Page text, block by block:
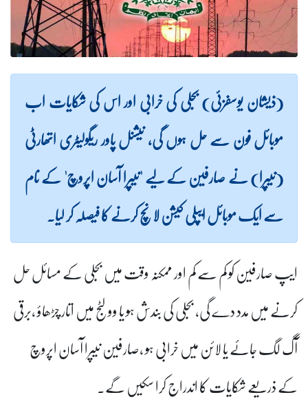
(ذیشان یوسفزئی) بجلی کی خرابی اور اس کی شکایات اب
موبائل فون سے حل ہوں گی، نیشنل پاور ریگولیٹری اتھارٹی
(نیپرا) نے صارفین کے لیے 'نیپرا آسان اپروچ' کے نام
سے ایک موبائل ایپلی کیشن لانچ کرنے کا فیصلہ کر لیا۔
ایپ صارفین کو کم سے کم اور ممکنہ وقت میں بجلی کے مسائل حل
کرنے میں مدد دے گی، بجلی کی بندش ہو یا وولٹج میں اتار چڑھاؤ ،برقی
آگ لگ جائے یا لائن میں خرابی ہو ،صارفین نیپرا آسان اپروچ
کے ذریعے شکایات کا اندراج کرا سکیں گے۔